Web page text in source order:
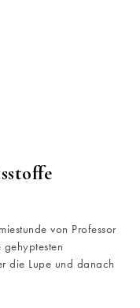
von Professor
die Lupe und danach